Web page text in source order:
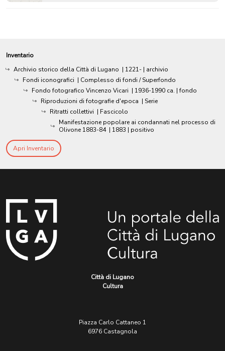
Inventario
Archivio storico della Città di Lugano | 1221- | archivio
Fondi iconografici | Complesso di fondi / Superfondo
Fondo fotografico Vincenzo Vicari | 1936-1990 ca. | fondo
Riproduzioni di fotografie d'epoca | Serie
Ritratti collettivi | Fascicolo
Manifestazione popolare ai condannati nel processo di
Olivone 1883-84 | 1883 | positivo
Apri Inventario
Città di Lugano
Cultura
Piazza Carlo Cattaneo 1
6976 Castagnola